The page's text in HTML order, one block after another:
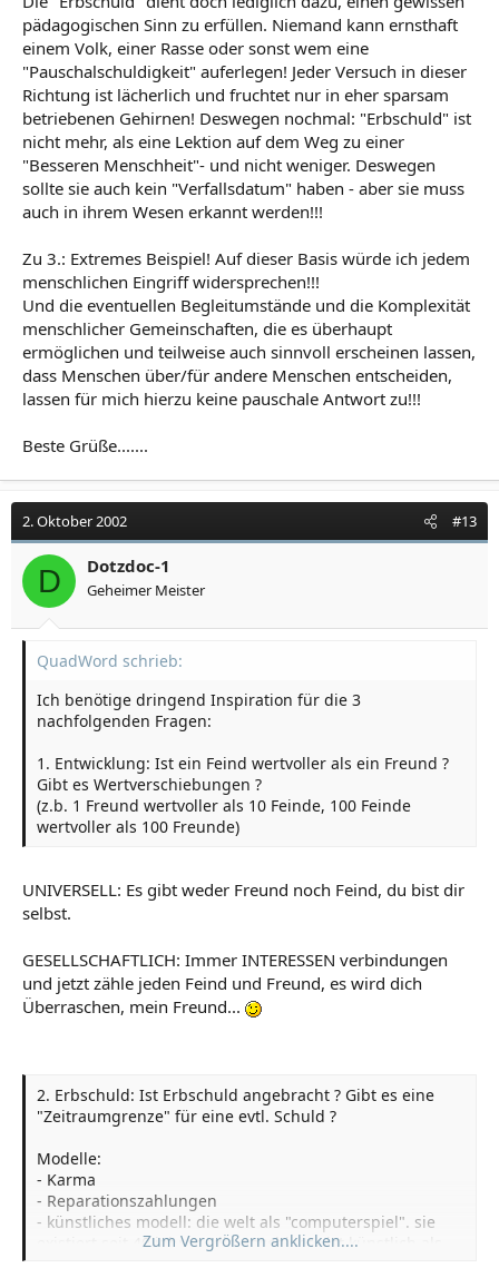
pädagogischen Sinn zu erfüllen. Niemand kann ernsthaft
einem Volk, einer Rasse oder sonst wem eine
"Pauschalschuldigkeit" auferlegen! Jeder Versuch in dieser
Richtung ist lächerlich und fruchtet nur in eher sparsam
betriebenen Gehirnen! Deswegen nochmal: "Erbschuld" ist
nicht mehr, als eine Lektion auf dem Weg zu einer
"Besseren Menschheit"- und nicht weniger. Deswegen
sollte sie auch kein "Verfallsdatum" haben - aber sie muss
auch in ihrem Wesen erkannt werden!!!
Zu 3.: Extremes Beispiel! Auf dieser Basis würde ich jedem
menschlichen Eingriff widersprechen!!!
Und die eventuellen Begleitumstände und die Komplexität
menschlicher Gemeinschaften, die es überhaupt
ermöglichen und teilweise auch sinnvoll erscheinen lassen,
dass Menschen über/für andere Menschen entscheiden,
lassen für mich hierzu keine pauschale Antwort zu!!!
Beste Grüße.......
2. Oktober 2002 #13
D Dotzdoc-1
Geheimer Meister
QuadWord schrieb:
Ich benötige dringend Inspiration für die 3
nachfolgenden Fragen:
1. Entwicklung: Ist ein Feind wertvoller als ein Freund ?
Gibt es Wertverschiebungen ?
(z.b. 1 Freund wertvoller als 10 Feinde, 100 Feinde
wertvoller als 100 Freunde)
UNIVERSELL: Es gibt weder Freund noch Feind, du bist dir
selbst.
GESELLSCHAFTLICH: Immer INTERESSEN verbindungen
und jetzt zähle jeden Feind und Freund, es wird dich
Überraschen, mein Freund...
2. Erbschuld: Ist Erbschuld angebracht ? Gibt es eine
"Zeitraumgrenze" für eine evtl. Schuld ?
Modelle:
- Karma
- Reparationszahlungen
- künstliches modell: die welt als "computerspiel". sie
existiert seit 40 jahren, die geschichte ist künstlich als
Zum Vergrößern anklicken....